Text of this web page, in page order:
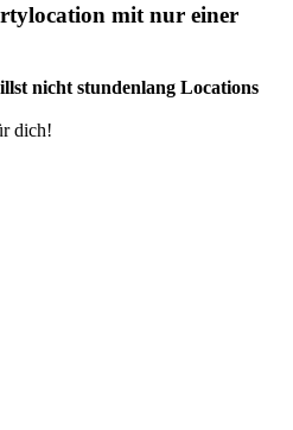
mit nur einer
nicht stundenlang Locations
dich!